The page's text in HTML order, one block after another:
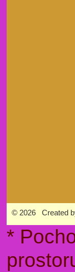
© 2026 Created
*